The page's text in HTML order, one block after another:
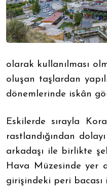
olarak kullanılması
oluşan taşlardan
dönemlerinde iskân
Eskilerde sırayla
rastlandığından
arkadaşı ile birlikte
Hava Müzesinde yer
girişindeki peri